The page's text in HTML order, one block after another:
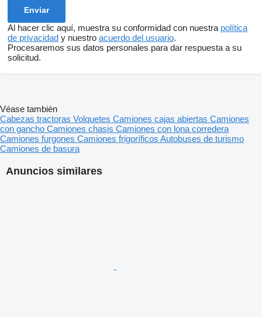
Al hacer clic aquí, muestra su conformidad con nuestra política
de privacidad y nuestro acuerdo del usuario.
Procesaremos sus datos personales para dar respuesta a su
solicitud.
Anuncios similares
Véase también
Cabezas tractoras Volquetes Camiones cajas abiertas Camiones
con gancho Camiones chasis Camiones con lona corredera
Camiones furgones Camiones frigoríficos Autobuses de turismo
Camiones de basura